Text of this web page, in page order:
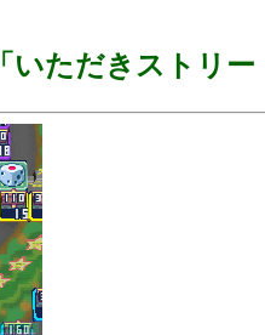
「いただきストリー